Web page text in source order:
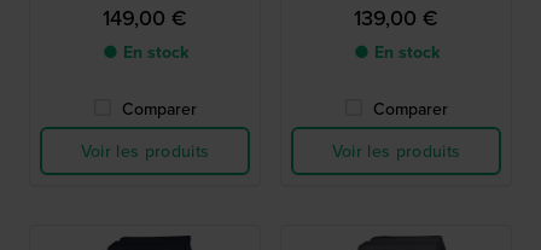
149,00 €
● En stock
Comparer
Voir les produits
139,00 €
● En stock
Comparer
Voir les produits